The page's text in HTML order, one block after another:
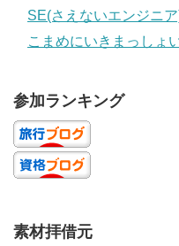
SE(さえないエンジニ
こまめにいきまっしょ
参加ランキング
素材拝借元